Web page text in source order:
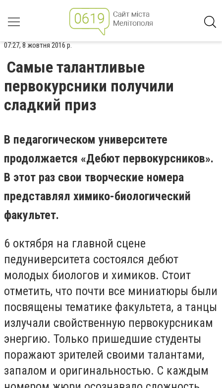
07:27, 8 жовтня 2016 р.
Самые талантливые
первокурсники получили
сладкий приз
В педагогическом университете
продолжается «Дебют первокурсников».
В этот раз свои творческие номера
представлял химико-биологический
факультет.
6 октября на главной сцене
педуниверситета состоялся дебют
молодых биологов и химиков. Стоит
отметить, что почти все миниатюры были
посвящены тематике факультета, а танцы
излучали свойственную первокурсникам
энергию. Только пришедшие студенты
поражают зрителей своими талантами,
запалом и оригинальностью. С каждым